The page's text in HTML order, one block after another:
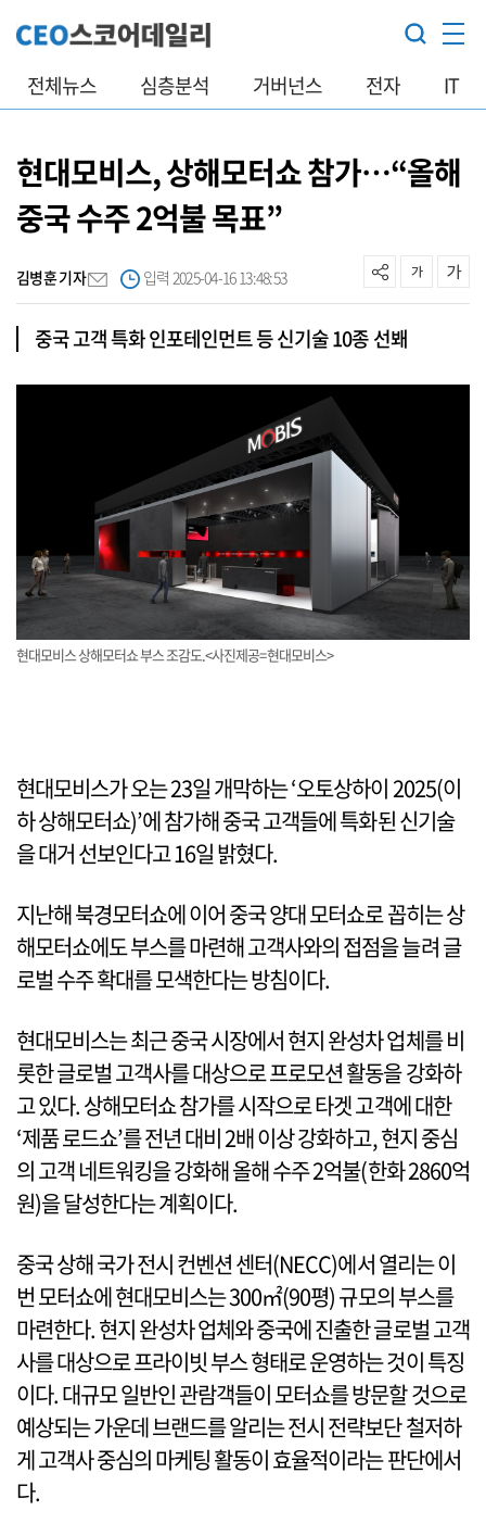
전체뉴스 심층분석 거버넌스 전자 IT
현대모비스, 상해모터쇼 참가…“올해
중국 수주 2억불 목표”
김병훈 기자 입력 2025-04-16 13:48:53
중국 고객 특화 인포테인먼트 등 신기술 10종 선봬
현대모비스 상해모터쇼 부스 조감도.<사진제공=현대모비스>
현대모비스가 오는 23일 개막하는 ‘오토상하이 2025(이
하 상해모터쇼)’에 참가해 중국 고객들에 특화된 신기술
을 대거 선보인다고 16일 밝혔다.
지난해 북경모터쇼에 이어 중국 양대 모터쇼로 꼽히는 상
해모터쇼에도 부스를 마련해 고객사와의 접점을 늘려 글
로벌 수주 확대를 모색한다는 방침이다.
현대모비스는 최근 중국 시장에서 현지 완성차 업체를 비
롯한 글로벌 고객사를 대상으로 프로모션 활동을 강화하
고 있다. 상해모터쇼 참가를 시작으로 타겟 고객에 대한
‘제품 로드쇼’를 전년 대비 2배 이상 강화하고, 현지 중심
의 고객 네트워킹을 강화해 올해 수주 2억불(한화 2860억
원)을 달성한다는 계획이다.
중국 상해 국가 전시 컨벤션 센터(NECC)에서 열리는 이
번 모터쇼에 현대모비스는 300㎡(90평) 규모의 부스를
마련한다. 현지 완성차 업체와 중국에 진출한 글로벌 고객
사를 대상으로 프라이빗 부스 형태로 운영하는 것이 특징
이다. 대규모 일반인 관람객들이 모터쇼를 방문할 것으로
예상되는 가운데 브랜드를 알리는 전시 전략보단 철저하
게 고객사 중심의 마케팅 활동이 효율적이라는 판단에서
다.